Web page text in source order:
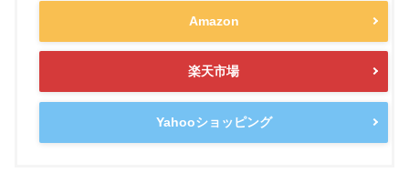
Amazon
楽天市場
Yahooショッピング